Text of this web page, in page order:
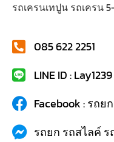
รถเครนเทปูน รถเครน
085 622 2251
LINE ID : Lay1239
Facebook : รถย
รถยก รถสไลค์ ร